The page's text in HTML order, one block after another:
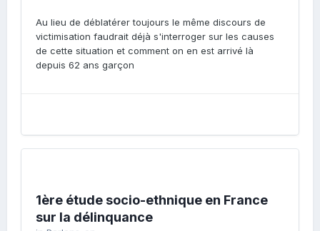
Au lieu de déblatérer toujours le même discours de
victimisation faudrait déjà s'interroger sur les causes
de cette situation et comment on en est arrivé là
depuis 62 ans garçon
1ère étude socio-ethnique en France
sur la délinquance